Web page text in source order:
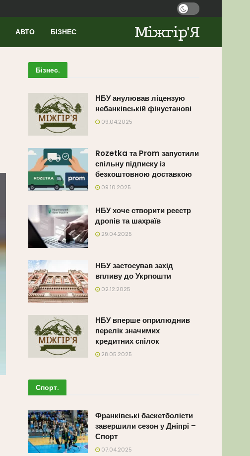
АВТО БІЗНЕС Міжгір'Я
Бізнес.
НБУ анулював ліцензую
небанківській фінустанові
09.04.2025
Rozetka та Prom запустили
спільну підписку із
безкоштовною доставкою
09.10.2025
НБУ хоче створити реєстр
дропів та шахраїв
29.04.2025
НБУ застосував захід
впливу до Укрпошти
02.12.2025
НБУ вперше оприлюднив
перелік значимих
кредитних спілок
28.05.2025
Спорт.
Франківські баскетболісти
завершили сезон у Дніпрі –
Спорт
07.04.2025